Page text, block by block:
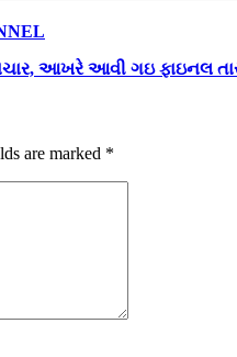
આખરે આવી ગઇ ફાઇનલ
are marked *